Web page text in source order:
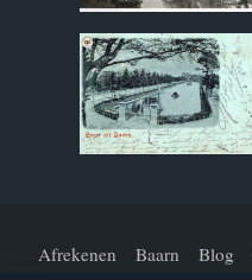
Afrekenen Baarn Blog